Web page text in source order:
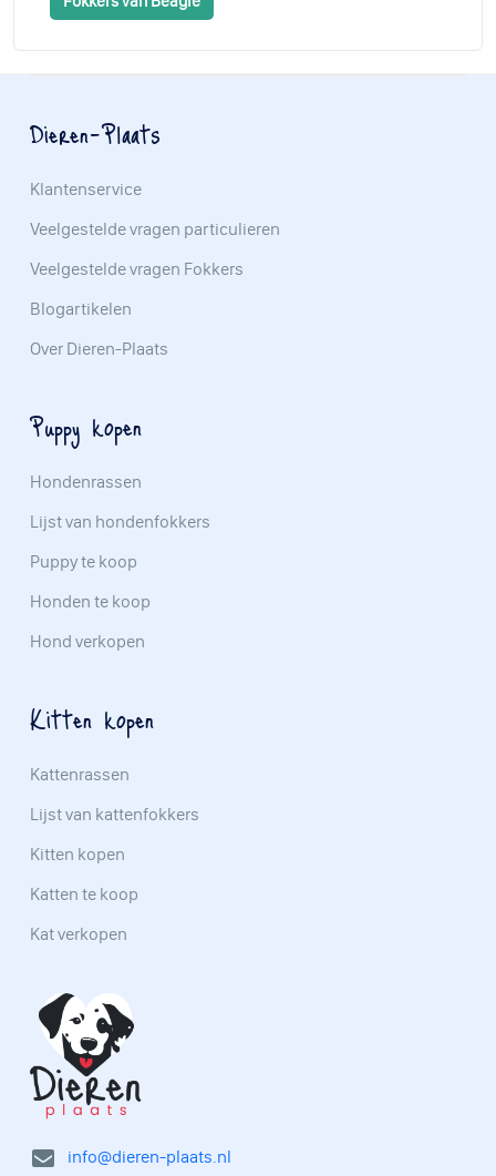
info@dieren-plaats.nl
Dieren-Plaats
Klantenservice
Veelgestelde vragen particulieren
Veelgestelde vragen Fokkers
Blogartikelen
Over Dieren-Plaats
Puppy kopen
Hondenrassen
Lijst van hondenfokkers
Puppy te koop
Honden te koop
Hond verkopen
Kitten kopen
Kattenrassen
Lijst van kattenfokkers
Kitten kopen
Katten te koop
Kat verkopen